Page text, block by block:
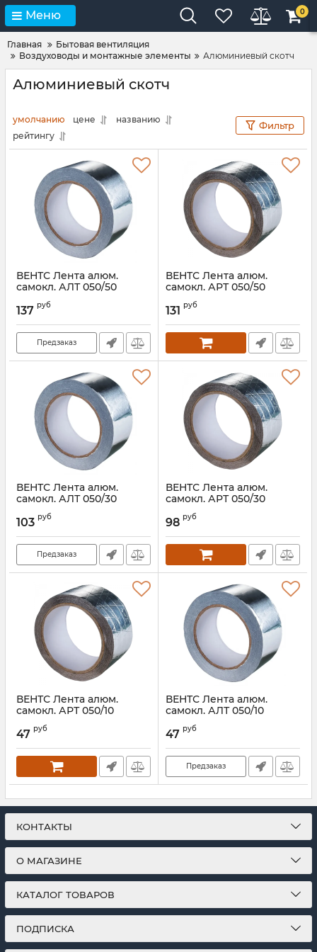
Меню 0
Главная
Бытовая вентиляция
Воздуховоды и монтажные элементы
Алюминиевый скотч
Алюминиевый скотч
умолчанию цене
названию
рейтингу
Фильтр
ВЕНТС Лента алюм.
самокл. АЛТ 050/50
Артикул:
137 руб
Предзаказ
ВЕНТС Лента алюм.
самокл. АРТ 050/50
Артикул:
131 руб
ВЕНТС Лента алюм.
самокл. АЛТ 050/30
Артикул:
103 руб
Предзаказ
ВЕНТС Лента алюм.
самокл. АРТ 050/30
Артикул:
98 руб
ВЕНТС Лента алюм.
самокл. АРТ 050/10
Артикул:
47 руб
ВЕНТС Лента алюм.
самокл. АЛТ 050/10
Артикул:
47 руб
Предзаказ
КОНТАКТЫ
О МАГАЗИНЕ
КАТАЛОГ ТОВАРОВ
ПОДПИСКА